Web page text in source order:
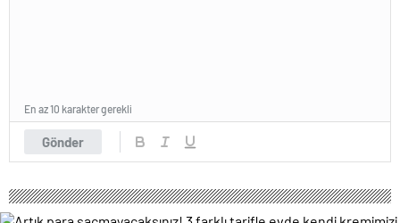
Gönder
En az 10 karakter gerekli